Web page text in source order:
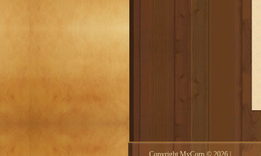
Copyright MyCorp © 2026